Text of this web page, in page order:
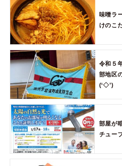
味噌ラ
けのこ
令和５
部地区
(‘◇’)
部屋が
チュー